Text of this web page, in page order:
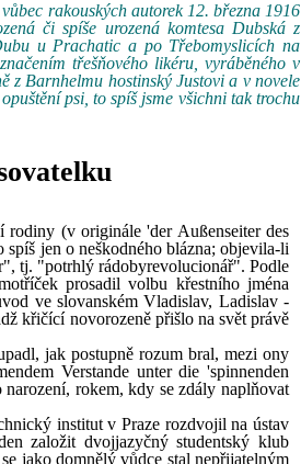
rakouských autorek 12. března 1916
či spíše urozená komtesa Dubská z
u Prachatic a po Třebomyslicích na
třešňového likéru, vyráběného v
z Barnhelmu hostinský Justovi a v novele
psi, to spíš jsme všichni tak trochu
(v originále 'der Außenseiter des
jen o neškodného blázna; objevila-li
tj. "potrhlý rádobyrevolucionář". Podle
prosadil volbu křestního jména
ve slovanském Vladislav, Ladislav -
křičící novorozeně přišlo na svět právě
jak postupně rozum bral, mezi ony
Verstande unter die 'spinnenden
rokem, kdy se zdály naplňovat
institut v Praze rozdvojil na ústav
založit dvojjazyčný studentský klub
jako domnělý vůdce stal nepřijatelným